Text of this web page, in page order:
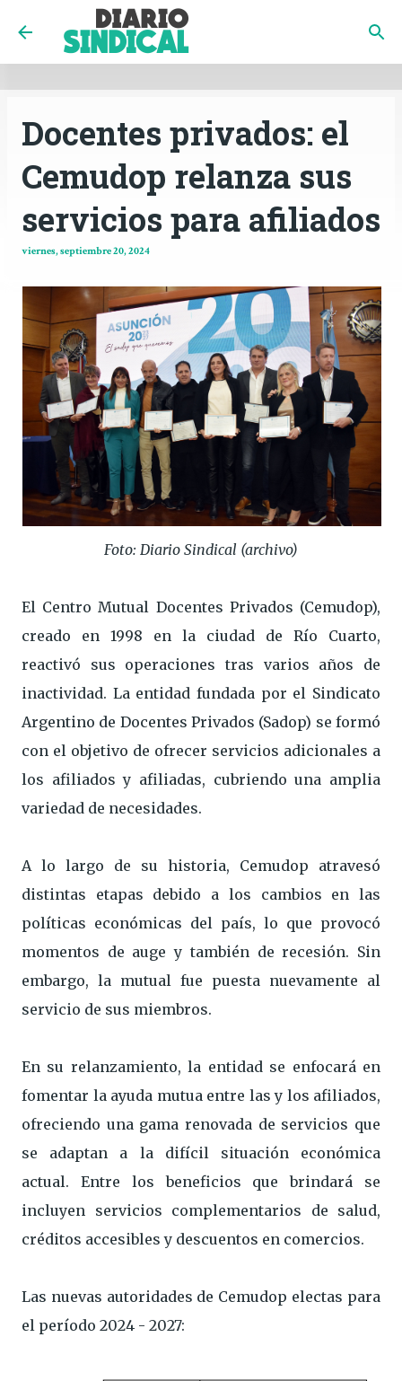
INICIO CÓRDOBA
Ir al contenido principal
Docentes privados: el
Cemudop relanza sus
servicios para afiliados
viernes, septiembre 20, 2024
Foto: Diario Sindical (archivo)
El Centro Mutual Docentes Privados (Cemudop),
creado en 1998 en la ciudad de Río Cuarto,
reactivó sus operaciones tras varios años de
inactividad. La entidad fundada por el Sindicato
Argentino de Docentes Privados (Sadop) se formó
con el objetivo de ofrecer servicios adicionales a
los afiliados y afiliadas, cubriendo una amplia
variedad de necesidades.
A lo largo de su historia, Cemudop atravesó
distintas etapas debido a los cambios en las
políticas económicas del país, lo que provocó
momentos de auge y también de recesión. Sin
embargo, la mutual fue puesta nuevamente al
servicio de sus miembros.
En su relanzamiento, la entidad se enfocará en
fomentar la ayuda mutua entre las y los afiliados,
ofreciendo una gama renovada de servicios que
se adaptan a la difícil situación económica
actual. Entre los beneficios que brindará se
incluyen servicios complementarios de salud,
créditos accesibles y descuentos en comercios.
Las nuevas autoridades de Cemudop electas para
el período 2024 - 2027: